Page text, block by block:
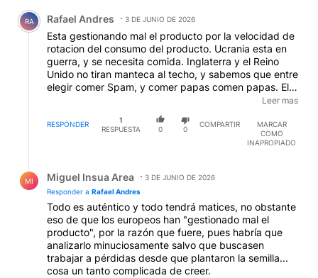
Comentario de Rafael Andres.
RA Rafael Andres 3 DE JUNIO DE 2026
Esta gestionando mal el producto por la velocidad de
rotacion del consumo del producto. Ucrania esta en
guerra, y se necesita comida. Inglaterra y el Reino
Unido no tiran manteca al techo, y sabemos que entre
elegir comer Spam, y comer papas comen papas. El
aliado de la produccion es el Banco Europa, La Garde
esta al mando y es quien debe financiar el consumo
del producto, aumento la velocidad de produccion de
papas, muy bien, ahora debe lograr que llegue el
desperdicio de alimentos.
Leer mas
RESPONDER
1
RESPUESTA
0 0
COMPARTIR
MARCAR
COMO
INAPROPIADO
MI Miguel Insua Area
3 DE JUNIO DE 2026
Responder a Rafael Andres
Todo es auténtico y todo tendrá matices, no obstante
eso de que los europeos han "gestionado mal el
producto", por la razón que fuere, pues habría que
analizarlo minuciosamente salvo que buscasen
trabajar a pérdidas desde que plantaron la semilla...
cosa un tanto complicada de creer.